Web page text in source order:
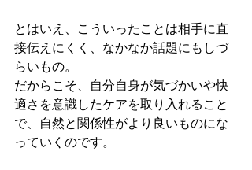
とはいえ、こういったことは相手に直
接伝えにくく、なかなか話題にもしづ
らいもの。
だからこそ、自分自身が気づかいや快
適さを意識したケアを取り入れること
で、自然と関係性がより良いものにな
っていくのです。